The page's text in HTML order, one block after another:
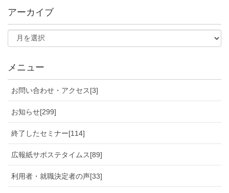
アーカイブ
メニュー
お問い合わせ・アクセス[3]
お知らせ[299]
終了したセミナー[114]
広報紙サポステタイムス[89]
利用者・就職決定者の声[33]